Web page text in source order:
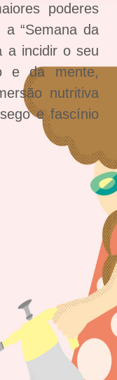
poderes
a “Semana da
a incidir o seu
e da mente,
nutritiva
e fascínio